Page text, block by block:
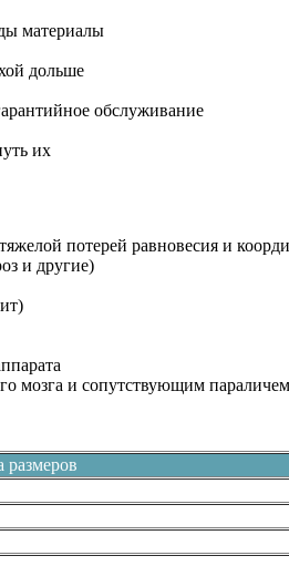
материалы
дольше
обслуживание
их
потерей равновесия и
и другие)
мозга и сопутствующим
размеров